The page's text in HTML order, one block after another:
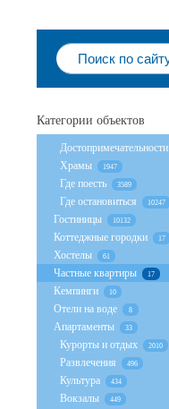
Категории объектов
Достопримечательности
Храмы 1947
Где поесть 3589
Где остановиться 10247
Гостиницы 10132
Коттеджные городки 17
Хостелы 61
Частные квартиры 17
Кемпинги 10
Отели на воде 8
Апартаменты 33
Курорты и отдых 2010
Развлечения 496
Культура 434
Вокзалы 449